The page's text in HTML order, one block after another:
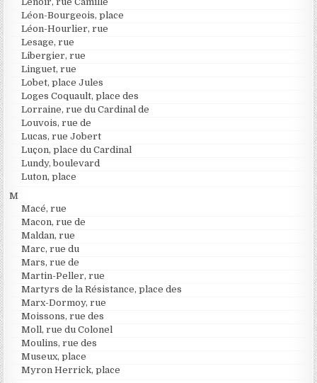
Léon-Bourgeois, place
Léon-Hourlier, rue
Lesage, rue
Libergier, rue
Linguet, rue
Lobet, place Jules
Loges Coquault, place des
Lorraine, rue du Cardinal de
Louvois, rue de
Lucas, rue Jobert
Luçon, place du Cardinal
Lundy, boulevard
Luton, place
M
Macé, rue
Macon, rue de
Maldan, rue
Marc, rue du
Mars, rue de
Martin-Peller, rue
Martyrs de la Résistance, place des
Marx-Dormoy, rue
Moissons, rue des
Moll, rue du Colonel
Moulins, rue des
Museux, place
Myron Herrick, place